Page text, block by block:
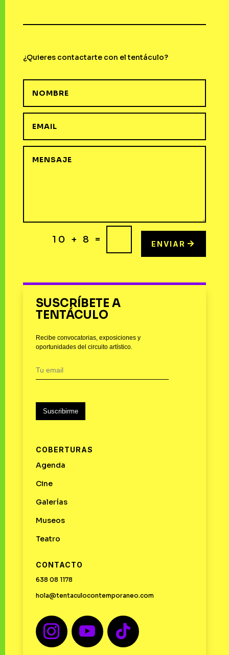
¿Quieres contactarte con el tentáculo?
10 + 8 = ENVIAR
SUSCRÍBETE A
TENTÁCULO
Recibe convocatorias, exposiciones y
oportunidades del circuito artístico.
Suscribirme
COBERTURAS
Agenda
Cine
Galerías
Museos
Teatro
CONTACTO
638 08 1178
hola@tentaculocontemporaneo.com